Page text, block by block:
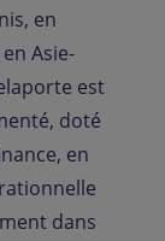
en
Asie-
est
doté
en
dans